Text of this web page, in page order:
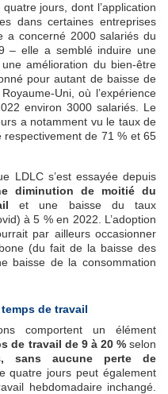
jours, dont l’application
dans certaines entreprises
a concerné 2000 salariés du
– elle a semblé induire une
amélioration du bien-être
pour autant de baisse de
Uni, où l’expérience
environ 3000 salariés. Le
a notamment vu le taux de
respectivement de 71 % et 65
LDLC s’est essayée depuis
diminution de moitié du
et une baisse du taux
à 5 % en 2022. L’adoption
par ailleurs occasionner
(du fait de la baisse des
baisse de la consommation
de travail
comportent un élément
de travail de 9 à 20 %selon
, sans aucune perte de
quatre jours peut également
hebdomadaire inchangé.